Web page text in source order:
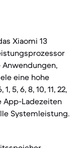
Xiaomi 13
eine hohe
5, 6, 8, 10, 11, 22,
App-Ladezeiten
Systemleistung.